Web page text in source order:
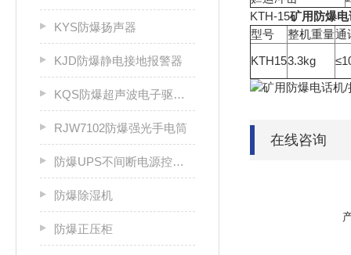
KYS防爆扬声器
KJD防爆静电接地报警器
KQS防爆超声波电子驱鼠器
RJW7102防爆强光手电筒
防爆UPS不间断电源控制柜
防爆除湿机
防爆正压柜
KTH-15矿用防爆
型号
整机重量通
KTH153.3kg
在线咨询